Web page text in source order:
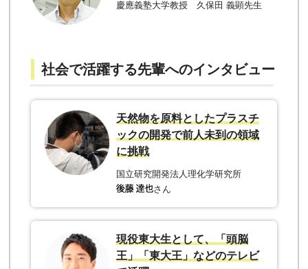
慶應義塾大学教授 久保田 義顕先生
社会で活躍する先輩へのインタビュー
天然物を原料としたプラスチ
ックの開発で前人未到の領域
に挑戦
国立研究開発法人理化学研究所
さん
現役東大生として、「頭脳
王」「東大王」などのテレビ